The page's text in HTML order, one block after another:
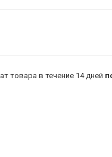
товара в течение 14 дней